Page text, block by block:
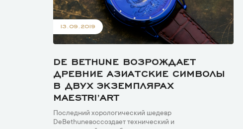
13.09.2019
DE BETHUNE ВОЗРОЖДАЕТ
ДРЕВНИЕ АЗИАТСКИЕ СИМВОЛЫ
В ДВУХ ЭКЗЕМПЛЯРАХ
MAESTRI’ART
Последний хорологический шедевр
DeBethuneвоссоздает технический и